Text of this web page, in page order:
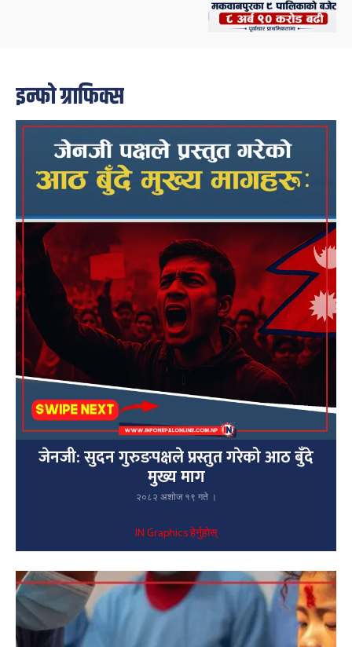
इन्फो ग्राफिक्स
जेनजी: सुदन गुरुङपक्षले प्रस्तुत गरेको आठ बुँदे
मुख्य माग
२०८२ अशोज १९ गते ।
IN Graphics हेर्नुहोस्